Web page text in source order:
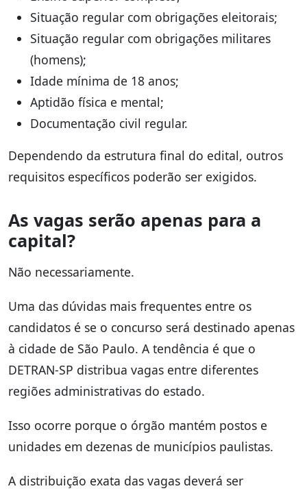
Situação regular com obrigações eleitorais;
Situação regular com obrigações militares
(homens);
Idade mínima de 18 anos;
Aptidão física e mental;
Documentação civil regular.
Dependendo da estrutura final do edital, outros
requisitos específicos poderão ser exigidos.
As vagas serão apenas para a
capital?
Não necessariamente.
Uma das dúvidas mais frequentes entre os
candidatos é se o concurso será destinado apenas
à cidade de São Paulo. A tendência é que o
DETRAN-SP distribua vagas entre diferentes
regiões administrativas do estado.
Isso ocorre porque o órgão mantém postos e
unidades em dezenas de municípios paulistas.
A distribuição exata das vagas deverá ser